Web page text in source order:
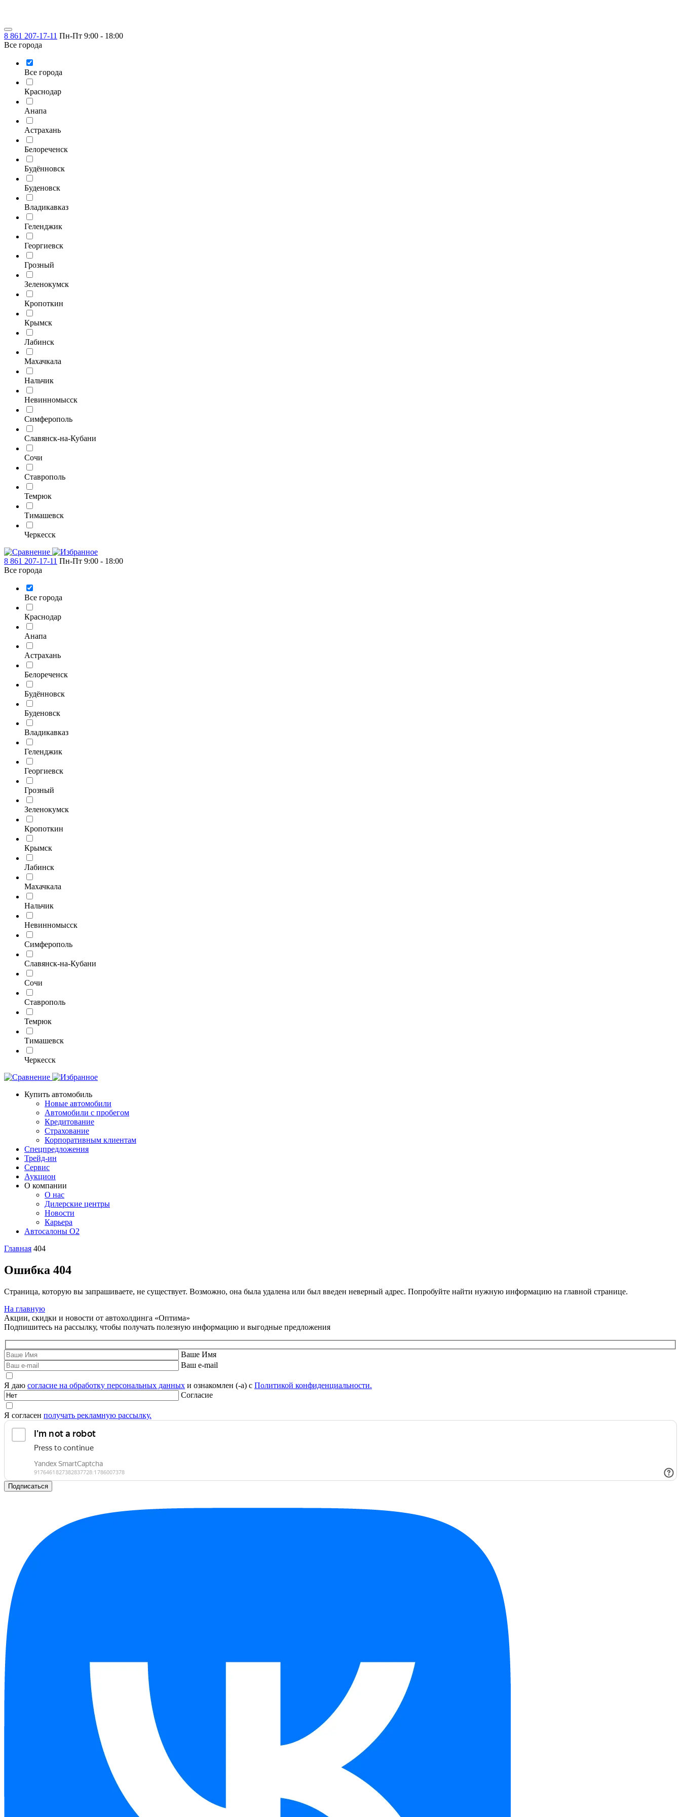
8 861 207-17-11 Пн-Пт 9:00 - 18:00
Все города
Все города
Краснодар
Анапа
Астрахань
Белореченск
Будённовск
Буденовск
Владикавказ
Геленджик
Георгиевск
Грозный
Зеленокумск
Кропоткин
Крымск
Лабинск
Махачкала
Нальчик
Невинномысск
Симферополь
Славянск-на-Кубани
Сочи
Ставрополь
Темрюк
Тимашевск
Черкесск
8 861 207-17-11 Пн-Пт 9:00 - 18:00
Все города
Все города
Краснодар
Анапа
Астрахань
Белореченск
Будённовск
Буденовск
Владикавказ
Геленджик
Георгиевск
Грозный
Зеленокумск
Кропоткин
Крымск
Лабинск
Махачкала
Нальчик
Невинномысск
Симферополь
Славянск-на-Кубани
Сочи
Ставрополь
Темрюк
Тимашевск
Черкесск
Купить автомобиль
Новые автомобили
Автомобили с пробегом
Кредитование
Страхование
Корпоративным клиентам
Спецпредложения
Трейд-ин
Сервис
Аукцион
О компании
О нас
Дилерские центры
Новости
Карьера
Автосалоны O2
Главная 404
Ошибка 404
Страница, которую вы запрашиваете, не существует. Возможно, она была удалена или был введен неверный адрес. Попробуйте найти нужную информацию на главной странице.
На главную
Акции, скидки и новости от автохолдинга «Оптима»
Подпишитесь на рассылку, чтобы получать полезную информацию и выгодные предложения
Ваше Имя
Ваш e-mail
Я даю согласие на обработку персональных данных и ознакомлен (-а) с Политикой конфиденциальности.
Согласие
Я согласен получать рекламную рассылку.